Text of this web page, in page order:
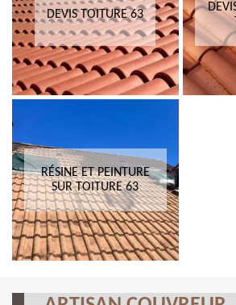
DEVIS TOITURE 63
RÉSINE ET PEINTURE
SUR TOITURE 63